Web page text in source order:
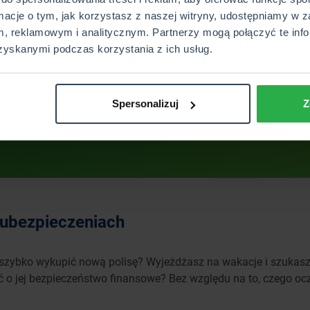
o tym, jak korzystasz z naszej witryny, udostępniamy w
reklamowym i analitycznym. Partnerzy mogą połączyć te
podczas korzystania z ich usług.
Spersonalizuj
OPINIE
Wyślij
wykupić nową polisę? Wyjeżdżasz na wakacje i
jej bezpieczeństwo finansowe? Bez względu na to, czego